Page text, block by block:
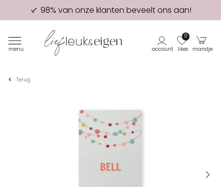
98% van onze klanten beveelt ons aan!
Eerste proefdruk GRATIS
menu account likes
0
mandje
Terug